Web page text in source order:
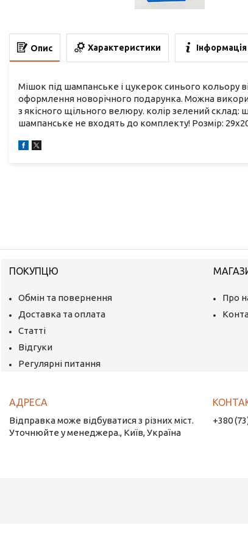
Опис Характеристики
Мішок під шампанське і цукерок синього кольору
оформлення новорічного подарунка. Можна
з якісного щільного велюру. колір зелений склад:
шампанське не входять до комплекту! Розмір:
ПОКУПЦЮ
Обмін та повернення
Доставка та оплата
Статті
Відгуки
Регулярні питання
Про
Відправка може відбуватися з різних міст.
Уточнюйте у менеджера., Київ, Україна
+380